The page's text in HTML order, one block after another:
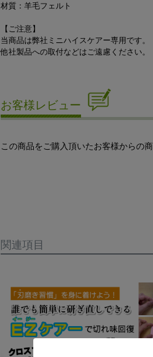
材質：羊毛フェルト
【ご注意】
当商品は弊社ミニハイスケアー専用です。
他社製品への取付などはご遠慮ください。
お客様レビュー
この商品をご購入頂いたお客様からの
関連項目